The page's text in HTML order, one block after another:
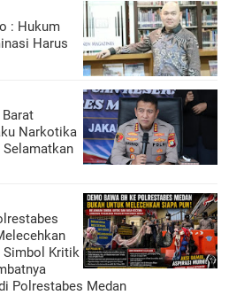
: Hukum
Harus
Narkotika
Selamatkan
Simbol Kritik
Polrestabes Medan